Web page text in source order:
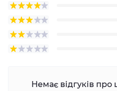
Немає відгуків про